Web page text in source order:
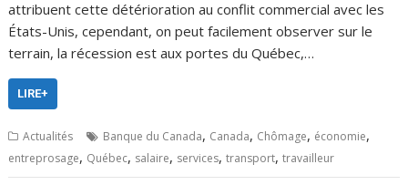
attribuent cette détérioration au conflit commercial avec les
États-Unis, cependant, on peut facilement observer sur le
terrain, la récession est aux portes du Québec,…
LIRE+
Actualités Banque du Canada, Canada, Chômage, économie,
entreprosage, Québec, salaire, services,transport,travailleur